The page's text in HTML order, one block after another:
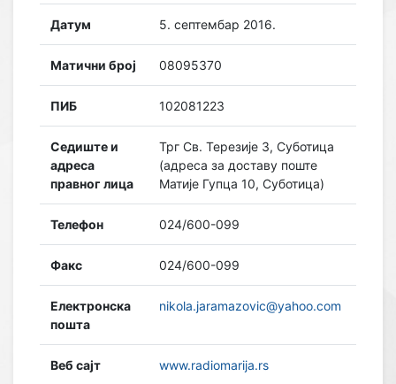
Датум 5. септембар 2016.
Матични број 08095370
ПИБ 102081223
Седиште и
адреса
правног лица
Трг Св. Терезије 3, Суботица
(адреса за доставу поште
Матије Гупца 10, Суботица)
Телефон 024/600-099
Факс 024/600-099
Електронска
пошта
nikola.jaramazovic@yahoo.com
Веб сајт www.radiomarija.rs